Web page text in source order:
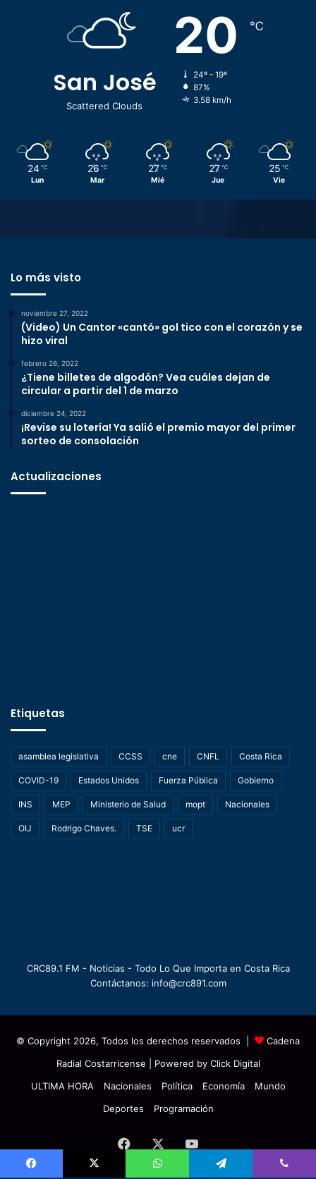
San José
Scattered Clouds
20 ℃
24º - 19º
87%
3.58 km/h
24 ℃
Lun
26 ℃
Mar
27 ℃
Mié
27 ℃
Jue
25 ℃
Vie
Lo más visto
noviembre 27, 2022
(Video) Un Cantor «cantó» gol tico con el corazón y se
hizo viral
febrero 26, 2022
¿Tiene billetes de algodón? Vea cuáles dejan de
circular a partir del 1 de marzo
diciembre 24, 2022
¡Revise su lotería! Ya salió el premio mayor del primer
sorteo de consolación
Actualizaciones
Etiquetas
asamblea legislativa CCSS cne CNFL Costa Rica
COVID-19 Estados Unidos Fuerza Pública Gobierno
INS MEP Ministerio de Salud mopt Nacionales
OIJ Rodrigo Chaves. TSE ucr
CRC89.1 FM - Noticias - Todo Lo Que Importa en Costa Rica
Contáctanos: info@crc891.com
© Copyright 2026, Todos los derechos reservados |
Cadena
Radial Costarricense | Powered by Click Digital
ULTIMA HORA
Nacionales Política Economía
Mundo
Deportes
Programación
Facebook YouTube